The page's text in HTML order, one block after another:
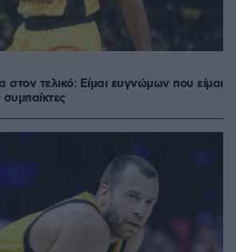
στον τελικό: Είμαι ευγνώμων που είμαι